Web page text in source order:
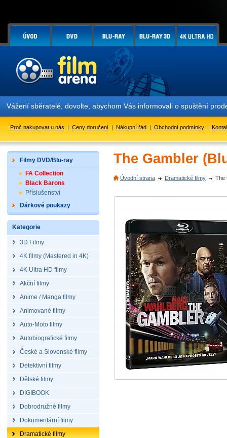
Vážení sběratelé, dovolte, abychom Vás informovali o spuštění
Proč nakupovat u nás | Ceny doručení | Nákupní řád | Obchodní podmínky |
Filmy DVD/Blu-ray
FA Collection
Black Barons
Příslušenství
Dárkové poukazy
Kategorie
3D Filmy
4K filmy (Mastered in 4K)
4K Ultra HD filmy
Akční filmy
Anime / Manga filmy
Animované filmy
Auto-Moto filmy
Autobiografické filmy
České a Slovenské filmy
Detektivní filmy
Dětské filmy
DIGIBOOK
Dobrodružné filmy
Dokumentární filmy
Dramatické filmy
The Gambler
Úvodní strana Dramatické filmy The